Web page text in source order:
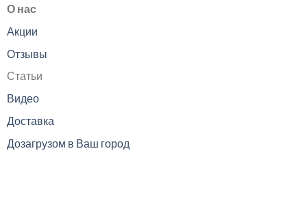
О нас
Акции
Отзывы
Статьи
Видео
Доставка
Дозагрузом в Ваш город